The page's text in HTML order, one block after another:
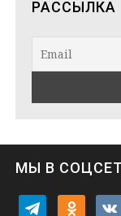
a
k
i
РАССЫЛКА
МЫ В
v